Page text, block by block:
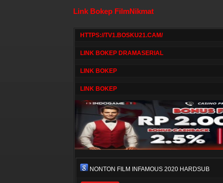
Link Bokep FilmNikmat
HTTPS://TV1.BOSKU21.CAM/
LINK BOKEP DRAMASERIAL
LINK BOKEP
LINK BOKEP
NONTON FILM INFAMOUS 2020 HARDSUB